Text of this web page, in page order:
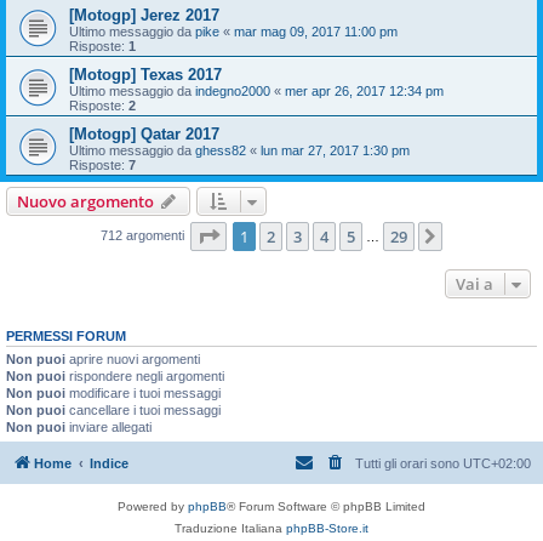
[Motogp] Jerez 2017
Ultimo messaggio da pike « mar mag 09, 2017 11:00 pm
Risposte: 1
[Motogp] Texas 2017
Ultimo messaggio da indegno2000 « mer apr 26, 2017 12:34 pm
Risposte: 2
[Motogp] Qatar 2017
Ultimo messaggio da ghess82 « lun mar 27, 2017 1:30 pm
Risposte: 7
Nuovo argomento
712 argomenti Pagina di 29
1 2 3 4 5 29
Vai a
PERMESSI FORUM
Non puoi aprire nuovi argomenti
Non puoi rispondere negli argomenti
Non puoi modificare i tuoi messaggi
Non puoi cancellare i tuoi messaggi
Non puoi inviare allegati
Home Indice Tutti gli orari sono UTC+02:00
Powered by phpBB® Forum Software © phpBB Limited
Traduzione Italiana phpBB-Store.it